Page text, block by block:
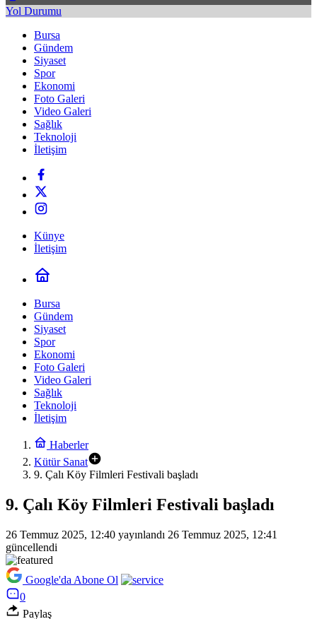
Yol Durumu
Bursa
Gündem
Siyaset
Spor
Ekonomi
Foto Galeri
Video Galeri
Sağlık
Teknoloji
İletişim
Künye
İletişim
Bursa
Gündem
Siyaset
Spor
Ekonomi
Foto Galeri
Video Galeri
Sağlık
Teknoloji
İletişim
Haberler
Kütür Sanat
9. Çalı Köy Filmleri Festivali başladı
9. Çalı Köy Filmleri Festivali başladı
26 Temmuz 2025, 12:40 yayınlandı 26 Temmuz 2025, 12:41
güncellendi
Google'da Abone Ol
0
Paylaş